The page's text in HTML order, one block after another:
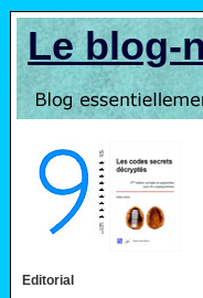
Le blog-
Editorial